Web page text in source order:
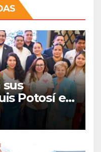
Potosí en